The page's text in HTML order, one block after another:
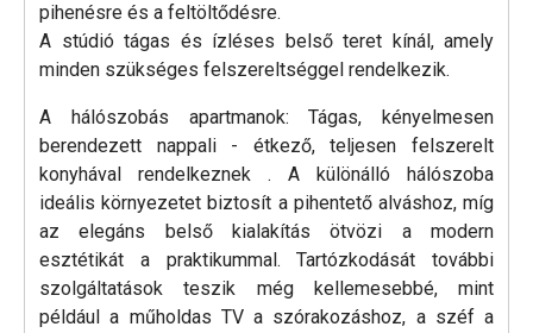
pihenésre és a feltöltődésre.
A stúdió tágas és ízléses belső teret kínál, amely
minden szükséges felszereltséggel rendelkezik.
A hálószobás apartmanok: Tágas, kényelmesen
berendezett nappali - étkező, teljesen felszerelt
konyhával rendelkeznek . A különálló hálószoba
ideális környezetet biztosít a pihentető alváshoz, míg
az elegáns belső kialakítás ötvözi a modern
esztétikát a praktikummal. Tartózkodását további
szolgáltatások teszik még kellemesebbé, mint
például a műholdas TV a szórakozáshoz, a széf a